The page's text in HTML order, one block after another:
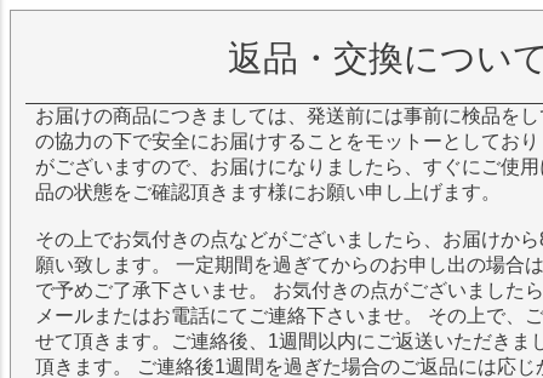
返品・交換につい
お届けの商品につきましては、発送前には事前に検品を
の協力の下で安全にお届けすることをモットーとしてお
がございますので、お届けになりましたら、すぐにご使
品の状態をご確認頂きます様にお願い申し上げます。
その上でお気付きの点などがございましたら、お届けか
願い致します。 一定期間を過ぎてからのお申し出の場合
で予めご了承下さいませ。 お気付きの点がございました
メールまたはお電話にてご連絡下さいませ。 その上で、
せて頂きます。ご連絡後、1週間以内にご返送いただきま
頂きます。 ご連絡後1週間を過ぎた場合のご返品には応